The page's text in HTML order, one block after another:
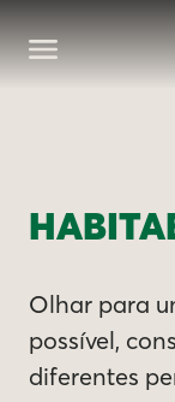
Olhar para
possível,
diferentes